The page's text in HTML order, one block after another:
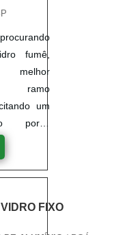
fumê,
melhor
ramo
um
portal
e
líder do
fumê,FIXO